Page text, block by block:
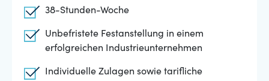
38-Stunden-Woche
Unbefristete Festanstellung in einem
erfolgreichen Industrieunternehmen
Individuelle Zulagen sowie tarifliche